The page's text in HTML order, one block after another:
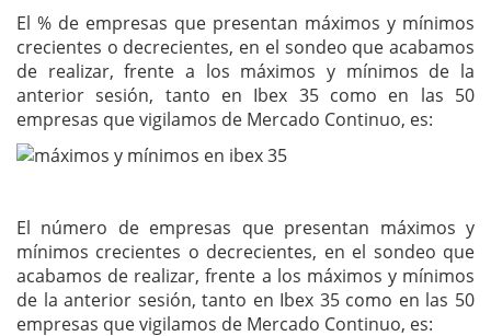
El % de empresas que presentan máximos y mínimos
crecientes o decrecientes, en el sondeo que acabamos
de realizar, frente a los máximos y mínimos de la
anterior sesión, tanto en Ibex 35 como en las 50
empresas que vigilamos de Mercado Continuo, es:
El número de empresas que presentan máximos y
mínimos crecientes o decrecientes, en el sondeo que
acabamos de realizar, frente a los máximos y mínimos
de la anterior sesión, tanto en Ibex 35 como en las 50
empresas que vigilamos de Mercado Continuo, es: